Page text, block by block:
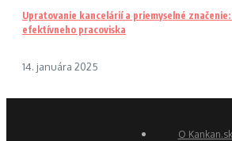
Upratovanie kancelárií a priemyselné
efektívneho pracoviska
14. januára 2025
O Kankan.sk